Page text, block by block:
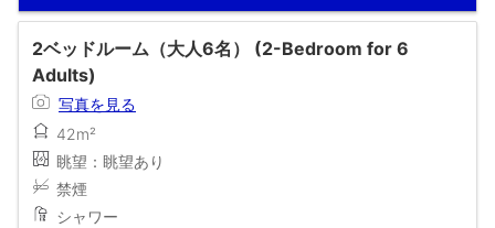
2ベッドルーム（大人6名） (2-Bedroom for 6
Adults)
写真を見る
42m²
眺望：眺望あり
禁煙
シャワー